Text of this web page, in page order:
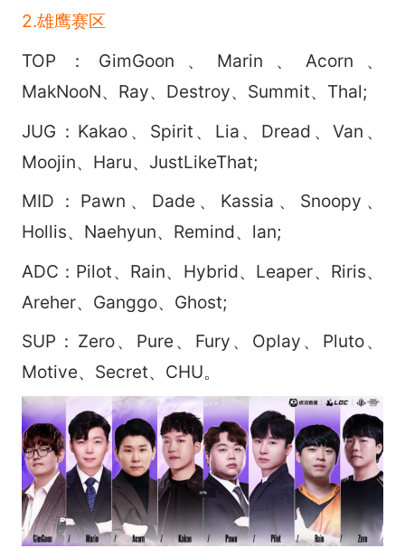
2.雄鹰赛区
TOP：GimGoon、Marin、Acorn、
MakNooN、Ray、Destroy、Summit、Thal;
JUG：Kakao、Spirit、Lia、Dread、Van、
Moojin、Haru、JustLikeThat;
MID：Pawn、Dade、Kassia、Snoopy、
Hollis、Naehyun、Remind、lan;
ADC：Pilot、Rain、Hybrid、Leaper、Riris、
Areher、Ganggo、Ghost;
SUP：Zero、Pure、Fury、Oplay、Pluto、
Motive、Secret、CHU。